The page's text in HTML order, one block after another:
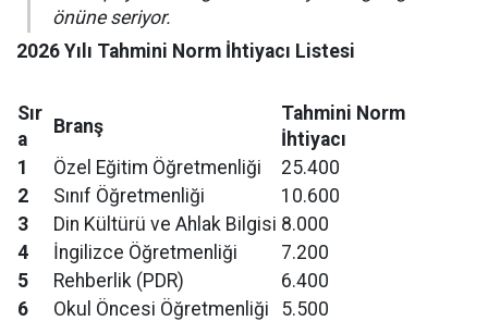
önüne seriyor.
2026 Yılı Tahmini Norm İhtiyacı Listesi
Sır
a
Branş
Tahmini Norm
İhtiyacı
1
Özel Eğitim Öğretmenliği
25.400
2
Sınıf Öğretmenliği
10.600
3
Din Kültürü ve Ahlak Bilgisi 8.000
4
İngilizce Öğretmenliği
7.200
5
Rehberlik (PDR)
6.400
6
Okul Öncesi Öğretmenliği
5.500